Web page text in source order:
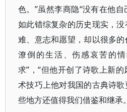
色。”虽然李商隐“没有在他
如此错综复杂的历史现实，
难、意志和愿望，却以很多
潦倒的生活、伤感哀苦的
求”，“但他开创了诗歌上新
术技巧上他对我国的古典诗
些地方还值得我们借鉴和继承